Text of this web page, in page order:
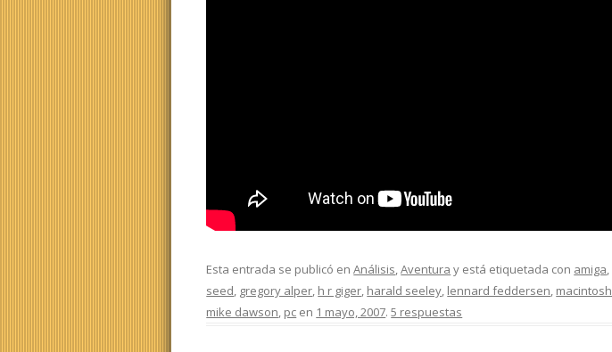
Esta entrada se publicó enAnálisis,Aventura y está etiquetada con amiga,
seed, gregory alper, h r giger, harald seeley, lennard feddersen, macintosh
mike dawson, pc en 1 mayo, 2007.5 respuestas